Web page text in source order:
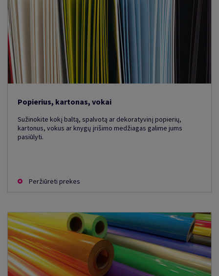
Popierius, kartonas, vokai
Sužinokite kokį baltą, spalvotą ar dekoratyvinį popierių,
kartonus, vokus ar knygų įrišimo medžiagas galime jums
pasiūlyti.
Peržiūrėti prekes